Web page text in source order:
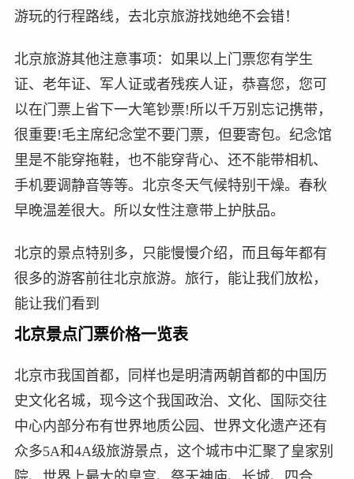
游玩的行程路线，去北京旅游找她绝不会错！
北京旅游其他注意事项：如果以上门票您有学生
证、老年证、军人证或者残疾人证，恭喜您，您可
以在门票上省下一大笔钞票!所以千万别忘记携带，
很重要!毛主席纪念堂不要门票，但要寄包。纪念馆
里是不能穿拖鞋，也不能穿背心、还不能带相机、
手机要调静音等等。北京冬天气候特别干燥。春秋
早晚温差很大。所以女性注意带上护肤品。
北京的景点特别多，只能慢慢介绍，而且每年都有
很多的游客前往北京旅游。旅行，能让我们放松，
能让我们看到
北京景点门票价格一览表
北京市我国首都，同样也是明清两朝首都的中国历
史文化名城，现今这个我国政治、文化、国际交往
中心内部分布有世界地质公园、世界文化遗产还有
众多5A和4A级旅游景点，这个城市中汇聚了皇家别